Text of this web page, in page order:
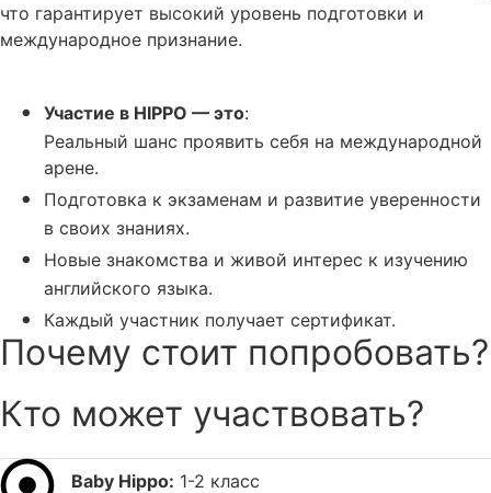
что гарантирует высокий уровень подготовки и
международное признание.
Участие в HIPPO — это:
Реальный шанс проявить себя на международной
арене.
Подготовка к экзаменам и развитие уверенности
в своих знаниях.
Новые знакомства и живой интерес к изучению
английского языка.
Каждый участник получает сертификат.
Почему стоит попробовать?
Кто может участвовать?
Baby Hippo: 1-2 класс